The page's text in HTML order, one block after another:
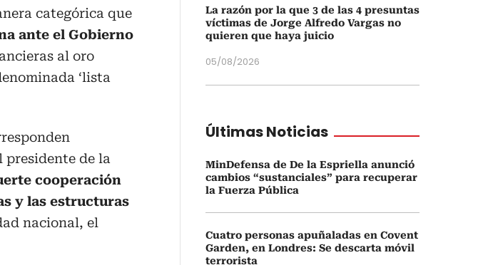
categórica que
ante el Gobierno
al oro
‘lista
presidente de la
cooperación
y las estructuras
nacional, el
La razón por la que 3 de las 4 presuntas
víctimas de Jorge Alfredo Vargas no
quieren que haya juicio
05/08/2026
Últimas Noticias
MinDefensa de De la Espriella anunció
cambios “sustanciales” para recuperar
la Fuerza Pública
Cuatro personas apuñaladas en Covent
Garden, en Londres: Se descarta móvil
terrorista